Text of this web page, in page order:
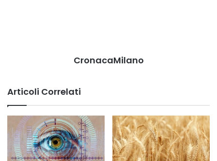
CronacaMilano
Articoli Correlati